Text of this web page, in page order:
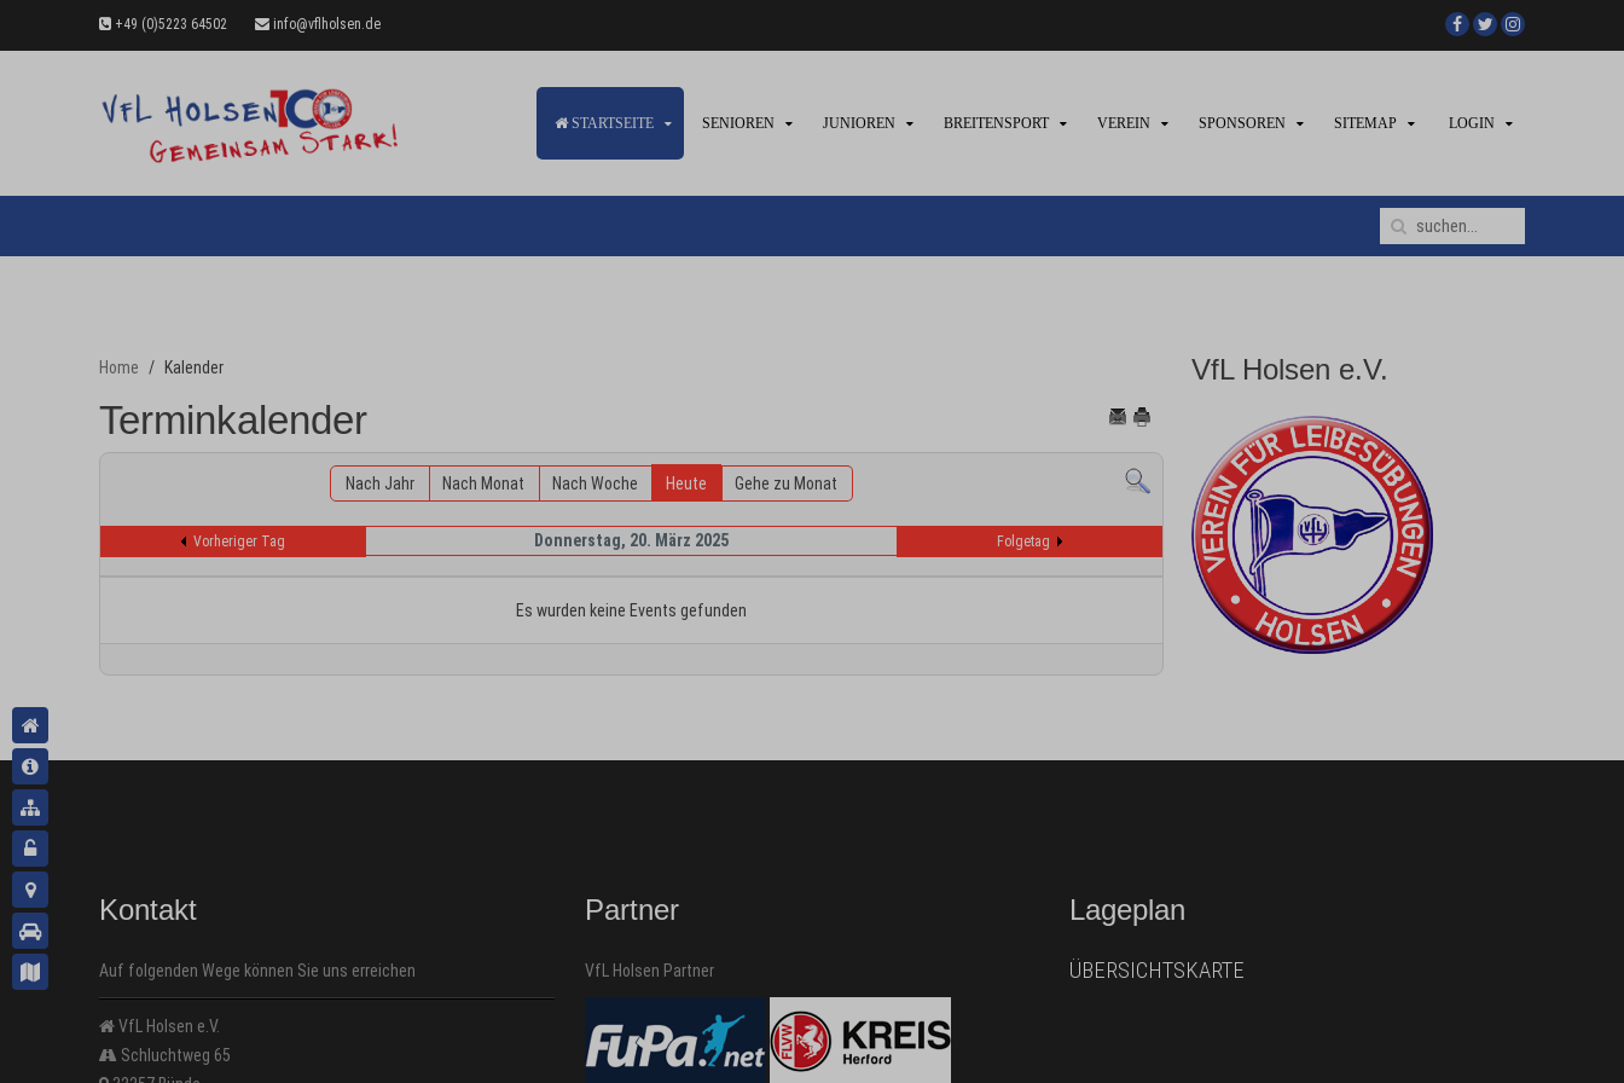
+49 (0)5223 64502 info@vflholsen.de
STARTSEITE SENIOREN JUNIOREN BREITENSPORT VEREIN SPONSOREN SITEMAP LOGIN
Home Kalender
Terminkalender
Nach Jahr Nach Monat Nach Woche Heute Gehe zu Monat
Vorheriger Tag Donnerstag, 20. März 2025 Folgetag
Es wurden keine Events gefunden
VfL Holsen e.V.
Kontakt
Auf folgenden Wege können Sie uns erreichen
VfL Holsen e.V.
Schluchtweg 65
Partner
VfL Holsen Partner
Lageplan
ÜBERSICHTSKARTE